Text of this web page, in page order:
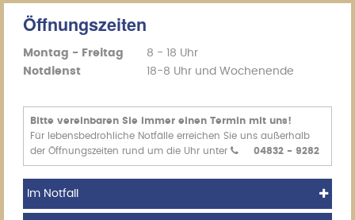
Öffnungszeiten
Montag - Freitag
8 - 18 Uhr
Notdienst
18-8 Uhr und Wochenende
Bitte vereinbaren Sie immer einen Termin mit uns!
Für lebensbedrohliche Notfälle erreichen Sie uns außerhalb
der Öffnungszeiten rund um die Uhr unter
04832 - 9282
Im Notfall